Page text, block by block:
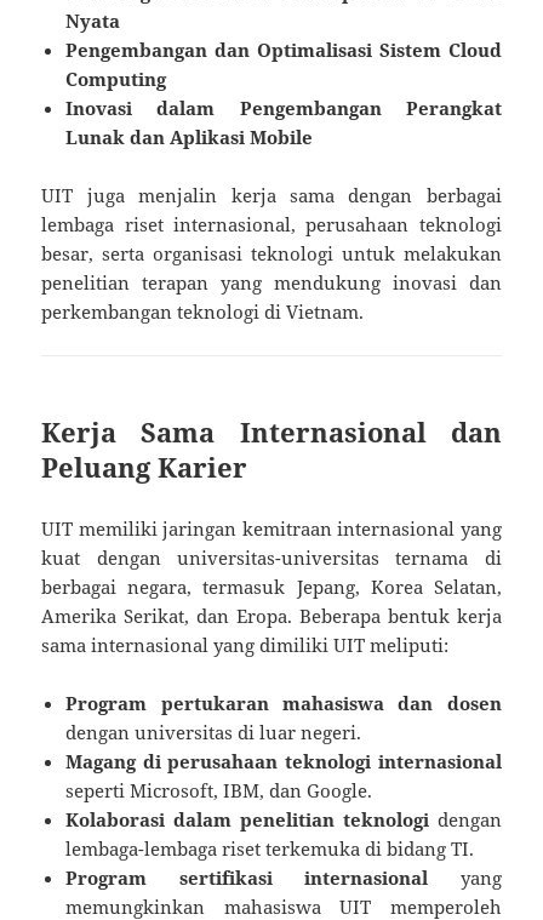
Nyata
Pengembangan dan Optimalisasi Sistem Cloud
Computing
Inovasi dalam Pengembangan Perangkat
Lunak dan Aplikasi Mobile
UIT juga menjalin kerja sama dengan berbagai
lembaga riset internasional, perusahaan teknologi
besar, serta organisasi teknologi untuk melakukan
penelitian terapan yang mendukung inovasi dan
perkembangan teknologi di Vietnam.
Kerja Sama Internasional dan
Peluang Karier
UIT memiliki jaringan kemitraan internasional yang
kuat dengan universitas-universitas ternama di
berbagai negara, termasuk Jepang, Korea Selatan,
Amerika Serikat, dan Eropa. Beberapa bentuk kerja
sama internasional yang dimiliki UIT meliputi:
Program pertukaran mahasiswa dan dosen
dengan universitas di luar negeri.
Magang di perusahaan teknologi internasional
seperti Microsoft, IBM, dan Google.
Kolaborasi dalam penelitian teknologi dengan
lembaga-lembaga riset terkemuka di bidang TI.
Program sertifikasi internasional yang
memungkinkan mahasiswa UIT memperoleh